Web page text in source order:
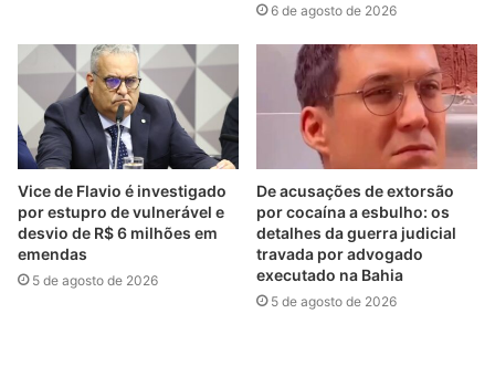
6 de agosto de 2026
Vice de Flavio é investigado
por estupro de vulnerável e
desvio de R$ 6 milhões em
emendas
5 de agosto de 2026
De acusações de extorsão
por cocaína a esbulho: os
detalhes da guerra judicial
travada por advogado
executado na Bahia
5 de agosto de 2026